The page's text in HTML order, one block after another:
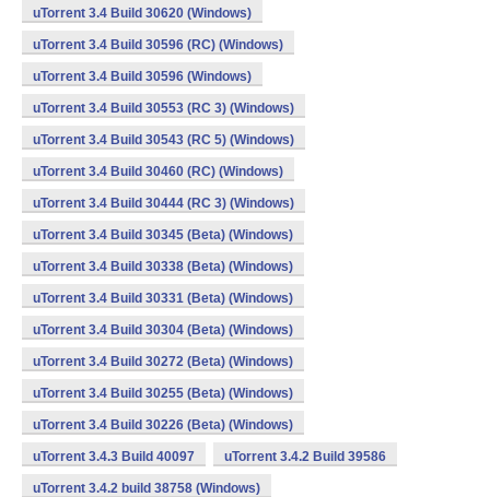
uTorrent 3.4 Build 30620 (Windows)
uTorrent 3.4 Build 30596 (RC) (Windows)
uTorrent 3.4 Build 30596 (Windows)
uTorrent 3.4 Build 30553 (RC 3) (Windows)
uTorrent 3.4 Build 30543 (RC 5) (Windows)
uTorrent 3.4 Build 30460 (RC) (Windows)
uTorrent 3.4 Build 30444 (RC 3) (Windows)
uTorrent 3.4 Build 30345 (Beta) (Windows)
uTorrent 3.4 Build 30338 (Beta) (Windows)
uTorrent 3.4 Build 30331 (Beta) (Windows)
uTorrent 3.4 Build 30304 (Beta) (Windows)
uTorrent 3.4 Build 30272 (Beta) (Windows)
uTorrent 3.4 Build 30255 (Beta) (Windows)
uTorrent 3.4 Build 30226 (Beta) (Windows)
uTorrent 3.4.3 Build 40097 uTorrent 3.4.2 Build 39586
uTorrent 3.4.2 build 38758 (Windows)